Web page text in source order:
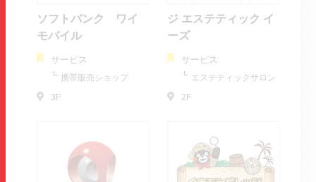
ソフトバンク ワイ
モバイル
サービス
携帯販売ショップ
3F
ジ エステティック イ
ーズ
サービス
エステティックサロン
2F